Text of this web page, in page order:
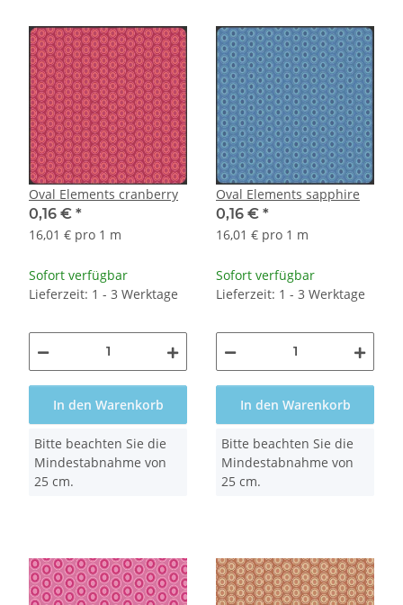
Oval Elements cranberry
0,16 € *
16,01 € pro 1 m
Sofort verfügbar
Lieferzeit: 1 - 3 Werktage
In den Warenkorb
x
Bitte beachten Sie die
Mindestabnahme von
25 cm.
Oval Elements sapphire
0,16 € *
16,01 € pro 1 m
Sofort verfügbar
Lieferzeit: 1 - 3 Werktage
In den Warenkorb
x
Bitte beachten Sie die
Mindestabnahme von
25 cm.